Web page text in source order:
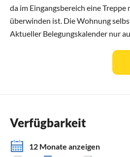
da im Eingangsbereich eine Treppe
überwinden ist. Die Wohnung
Aktueller Belegungskalender nur
Verfügbarkeit
12 Monate anzeigen